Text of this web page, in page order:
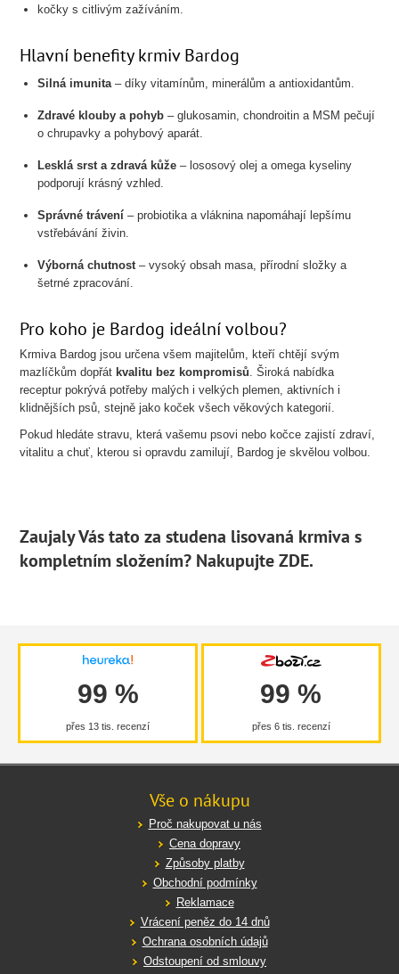
kočky s citlivým zažíváním.
Hlavní benefity krmiv Bardog
Silná imunita– díky vitamínům, minerálům a antioxidantům.
Zdravé klouby a pohyb – glukosamin, chondroitin a MSM pečují
o chrupavky a pohybový aparát.
Lesklá srst a zdravá kůže – lososový olej a omega kyseliny
podporují krásný vzhled.
Správné trávení – probiotika a vláknina napomáhají lepšímu
vstřebávání živin.
Výborná chutnost– vysoký obsah masa, přírodní složky a
šetrné zpracování.
Pro koho je Bardog ideální volbou?
Krmiva Bardog jsou určena všem majitelům, kteří chtějí svým
mazlíčkům dopřát kvalitu bez kompromisů. Široká nabídka
receptur pokrývá potřeby malých i velkých plemen, aktivních i
klidnějších psů, stejně jako koček všech věkových kategorií.
Pokud hledáte stravu, která vašemu psovi nebo kočce zajistí zdraví,
vitalitu a chuť, kterou si opravdu zamilují, Bardog je skvělou volbou.
Zaujaly Vás tato za studena lisovaná krmiva s
kompletním složením? Nakupujte ZDE.
99 %
přes 13 tis. recenzí
99 %
přes 6 tis. recenzí
Vše o nákupu
Proč nakupovat u nás
Cena dopravy
Způsoby platby
Obchodní podmínky
Reklamace
Vrácení peněz do 14 dnů
Ochrana osobních údajů
Odstoupení od smlouvy